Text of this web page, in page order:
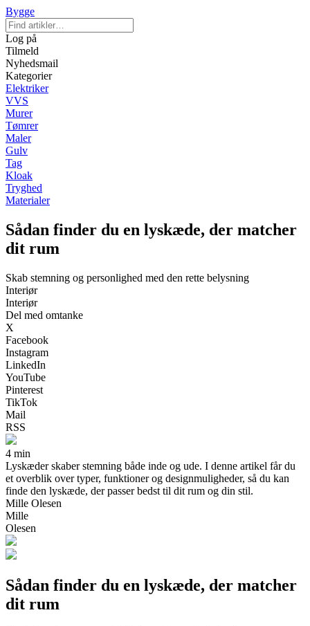
Bygge
Log på
Tilmeld
Nyhedsmail
Kategorier
Elektriker
VVS
Murer
Tømrer
Maler
Gulv
Tag
Kloak
Tryghed
Materialer
Sådan finder du en lyskæde, der matcher
dit rum
Skab stemning og personlighed med den rette belysning
Interiør
Interiør
Del med omtanke
X
Facebook
Instagram
LinkedIn
YouTube
Pinterest
TikTok
Mail
RSS
4 min
Lyskæder skaber stemning både inde og ude. I denne artikel får du
et overblik over typer, funktioner og designmuligheder, så du kan
finde den lyskæde, der passer bedst til dit rum og din stil.
Mille Olesen
Mille
Olesen
Sådan finder du en lyskæde, der matcher
dit rum